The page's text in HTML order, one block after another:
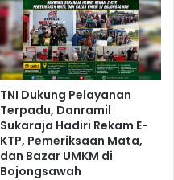
TNI Dukung Pelayanan
Terpadu, Danramil
Sukaraja Hadiri Rekam E-
KTP, Pemeriksaan Mata,
dan Bazar UMKM di
Bojongsawah